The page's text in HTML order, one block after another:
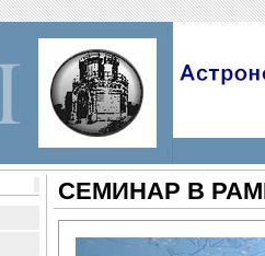
СЕМИНАР В